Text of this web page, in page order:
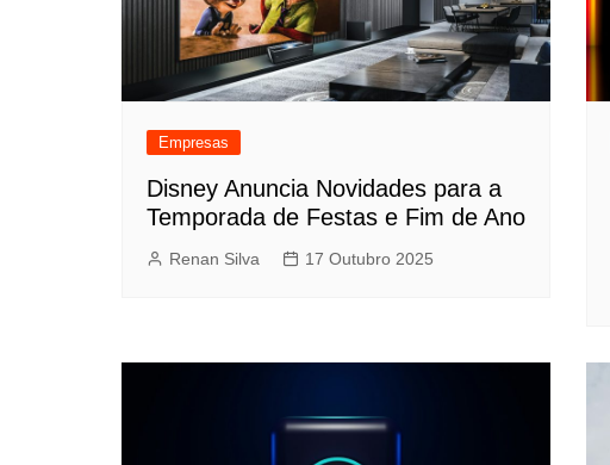
Empresas
Disney Anuncia Novidades para a
Temporada de Festas e Fim de Ano
Renan Silva 17 Outubro 2025